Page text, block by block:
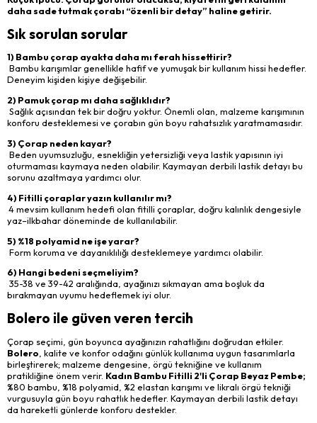
daha sade tutmak çorabı “özenli bir detay” haline getirir.
Sık sorulan sorular
1) Bambu çorap ayakta daha mı ferah hissettirir?
Bambu karışımlar genellikle hafif ve yumuşak bir kullanım hissi hedefler.
Deneyim kişiden kişiye değişebilir.
2) Pamuk çorap mı daha sağlıklıdır?
Sağlık açısından tek bir doğru yoktur. Önemli olan, malzeme karışımının
konforu desteklemesi ve çorabın gün boyu rahatsızlık yaratmamasıdır.
3) Çorap neden kayar?
Beden uyumsuzluğu, esnekliğin yetersizliği veya lastik yapısının iyi
oturmaması kaymaya neden olabilir. Kaymayan derbili lastik detayı bu
sorunu azaltmaya yardımcı olur.
4) Fitilli çoraplar yazın kullanılır mı?
4 mevsim kullanım hedefi olan fitilli çoraplar, doğru kalınlık dengesiyle
yaz–ilkbahar döneminde de kullanılabilir.
5) %18 polyamid ne işe yarar?
Form koruma ve dayanıklılığı desteklemeye yardımcı olabilir.
6) Hangi bedeni seçmeliyim?
35-38 ve 39-42 aralığında, ayağınızı sıkmayan ama boşluk da
bırakmayan uyumu hedeflemek iyi olur.
Bolero ile güven veren tercih
Çorap seçimi, gün boyunca ayağınızın rahatlığını doğrudan etkiler.
Bolero , kalite ve konfor odağını günlük kullanıma uygun tasarımlarla
birleştirerek; malzeme dengesine, örgü tekniğine ve kullanım
pratikliğine önem verir. Kadın Bambu Fitilli 2'li Çorap Beyaz Pembe;
%80 bambu, %18 polyamid, %2 elastan karışımı ve likralı örgü tekniği
vurgusuyla gün boyu rahatlık hedefler. Kaymayan derbili lastik detayı
da hareketli günlerde konforu destekler.